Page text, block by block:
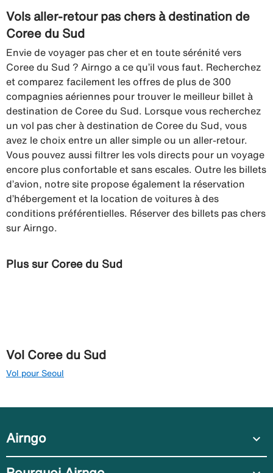
Vols aller-retour pas chers à destination de
Coree du Sud
Envie de voyager pas cher et en toute sérénité vers
Coree du Sud ? Airngo a ce qu’il vous faut. Recherchez
et comparez facilement les offres de plus de 300
compagnies aériennes pour trouver le meilleur billet à
destination de Coree du Sud. Lorsque vous recherchez
un vol pas cher à destination de Coree du Sud, vous
avez le choix entre un aller simple ou un aller-retour.
Vous pouvez aussi filtrer les vols directs pour un voyage
encore plus confortable et sans escales. Outre les billets
d’avion, notre site propose également la réservation
d’hébergement et la location de voitures à des
conditions préférentielles. Réserver des billets pas chers
sur Airngo.
Plus sur Coree du Sud
Vol Coree du Sud
Vol pour Seoul
Airngo expand_more